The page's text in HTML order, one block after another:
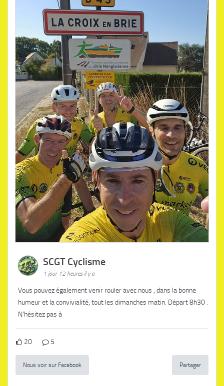
SCGT Cyclisme
1 jour 12 heures il y a
Vous pouvez également venir rouler avec nous , dans la bonne
humeur et la convivialité, tout les dimanches matin. Départ 8h30 .
N'hésitez pas à
20 5
Nous voir sur Facebook Partager